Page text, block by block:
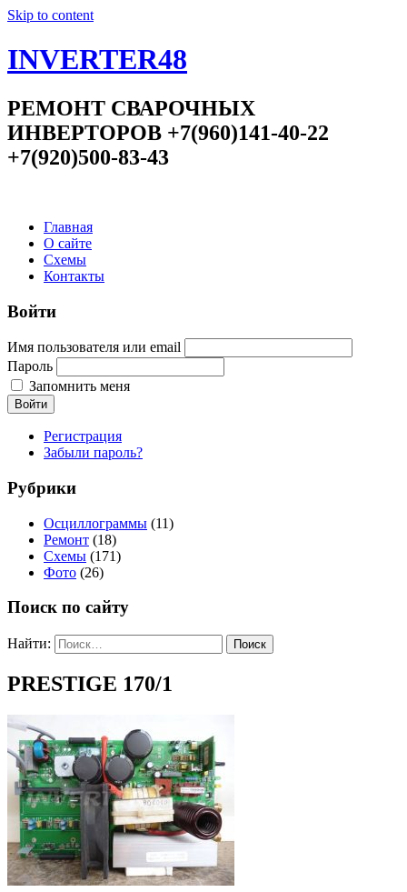
Skip to content
INVERTER48
РЕМОНТ СВАРОЧНЫХ
ИНВЕРТОРОВ +7(960)141-40-22
+7(920)500-83-43
Главная
О сайте
Схемы
Контакты
Войти
Имя пользователя или email
Пароль
Запомнить меня
Войти
Регистрация
Забыли пароль?
Рубрики
Осциллограммы (11)
Ремонт (18)
Схемы (171)
Фото (26)
Поиск по сайту
Найти:
PRESTIGE 170/1